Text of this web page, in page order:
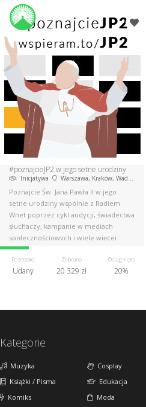
#poznajcieJP2 w jego setne urodziny
Inicjatywa Warszawa, Kraków, Wadowice, Rzym, Wilno
Poznajcie Św. Jana Pawła II w jego
setne urodziny wspólnie z Radiem
Wnet poprzez cykl audycji, świadectwa
słuchaczy, kampanie w mediach
społecznościowych i wiele więcej.
Pozostało
Udany
Zebrano
20 329 zł
Osiągnięto
20%
Kategorie
Muzyka
Książki / Pisma
Komiks
Cosplay
Edukacja
Moda